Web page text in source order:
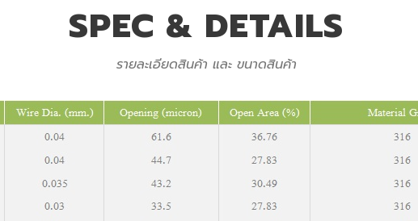
SPEC & DETAILS
รายละเอียดสินค้า และ ขนาดสินค้า